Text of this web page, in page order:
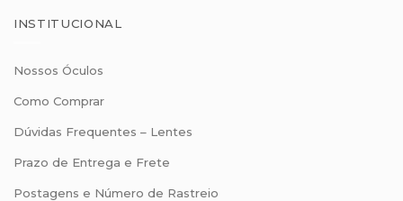
INSTITUCIONAL
Nossos Óculos
Como Comprar
Dúvidas Frequentes – Lentes
Prazo de Entrega e Frete
Postagens e Número de Rastreio